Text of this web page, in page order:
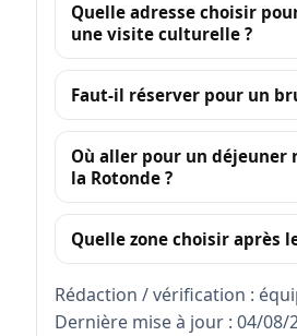
Quelle adresse choisir
une visite culturelle ?
Faut-il réserver pour un
Où aller pour un déjeuner
la Rotonde ?
Quelle zone choisir après
Rédaction / vérification :
Dernière mise à jour : 04/08/